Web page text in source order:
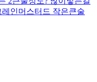
인머스터드 작은큰술